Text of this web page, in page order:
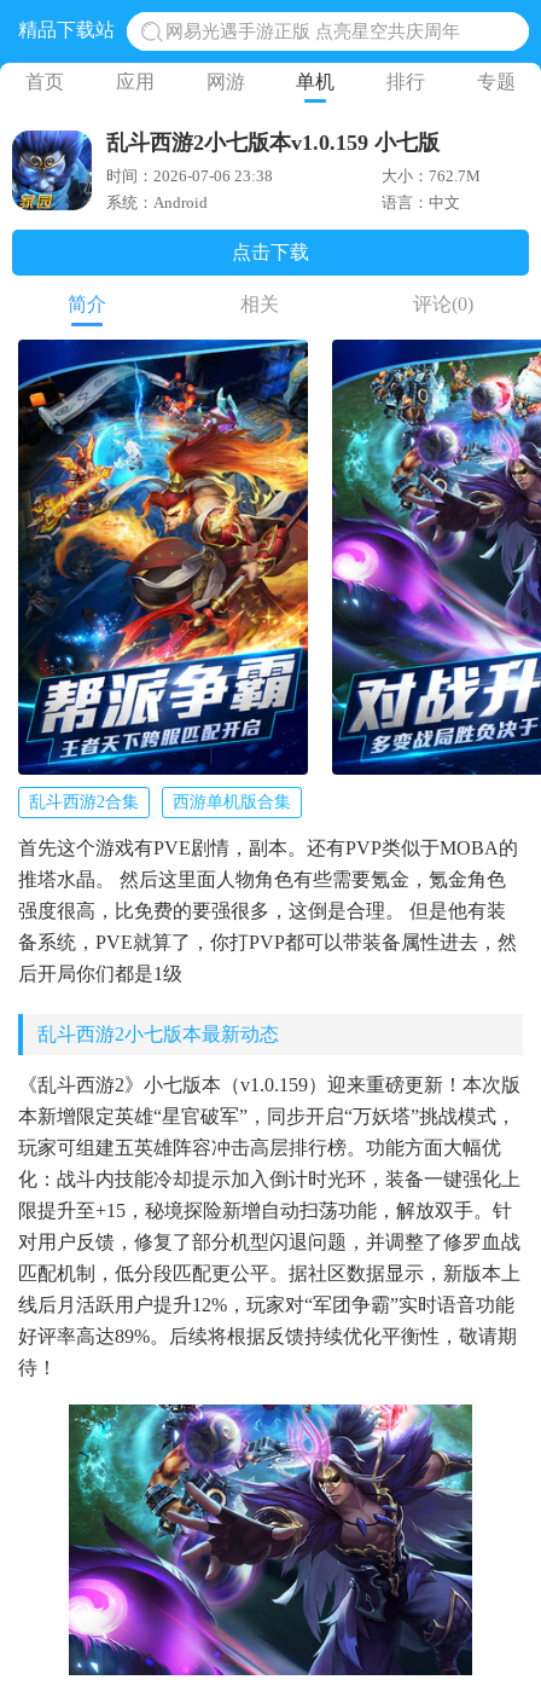
精品下载站
网易光遇手游正版 点亮星空共庆周年
黎明觉醒生机腾讯正版 黎明觉醒生机国际服
蛋仔派对下载 蛋仔派对体验服
奥特曼王者传奇 正版奥特曼游戏
地铁跑酷体验服国际服 地铁跑酷体验服版本
首页 应用 网游 单机 排行 专题
乱斗西游2小七版本v1.0.159 小七版
时间：2026-07-06 23:38
大小：762.7M
系统：Android
语言：中文
点击下载
简介 相关 评论(0)
乱斗西游2合集 西游单机版合集
首先这个游戏有PVE剧情，副本。还有PVP类似于MOBA的
推塔水晶。 然后这里面人物角色有些需要氪金，氪金角色
强度很高，比免费的要强很多，这倒是合理。 但是他有装
备系统，PVE就算了，你打PVP都可以带装备属性进去，然
后开局你们都是1级
乱斗西游2小七版本最新动态
《乱斗西游2》小七版本（v1.0.159）迎来重磅更新！本次版
本新增限定英雄“星官破军”，同步开启“万妖塔”挑战模式，
玩家可组建五英雄阵容冲击高层排行榜。功能方面大幅优
化：战斗内技能冷却提示加入倒计时光环，装备一键强化上
限提升至+15，秘境探险新增自动扫荡功能，解放双手。针
对用户反馈，修复了部分机型闪退问题，并调整了修罗血战
匹配机制，低分段匹配更公平。据社区数据显示，新版本上
线后月活跃用户提升12%，玩家对“军团争霸”实时语音功能
好评率高达89%。后续将根据反馈持续优化平衡性，敬请期
待！